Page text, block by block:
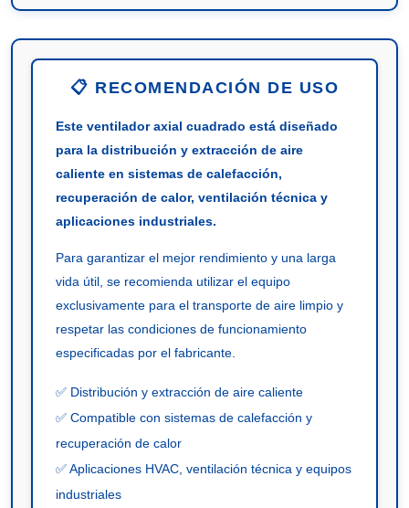
📋 RECOMENDACIÓN DE USO
Este ventilador axial cuadrado está diseñado
para la distribución y extracción de aire
caliente en sistemas de calefacción,
recuperación de calor, ventilación técnica y
aplicaciones industriales.
Para garantizar el mejor rendimiento y una larga
vida útil, se recomienda utilizar el equipo
exclusivamente para el transporte de aire limpio y
respetar las condiciones de funcionamiento
especificadas por el fabricante.
✅ Distribución y extracción de aire caliente
✅ Compatible con sistemas de calefacción y
recuperación de calor
✅ Aplicaciones HVAC, ventilación técnica y equipos
industriales